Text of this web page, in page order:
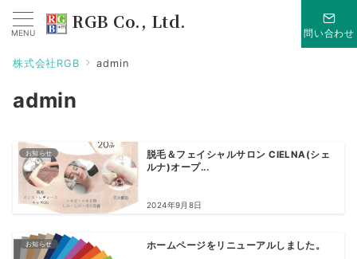
MENU RGB Co., Ltd.
問い合わせ
株式会社RGB admin
admin
お知らせ
脱毛＆フェイシャルサロン CIELNA(シェ
ルナ)オープ...
2024年9月8日
お知らせ ホームページをリニューアルしました。